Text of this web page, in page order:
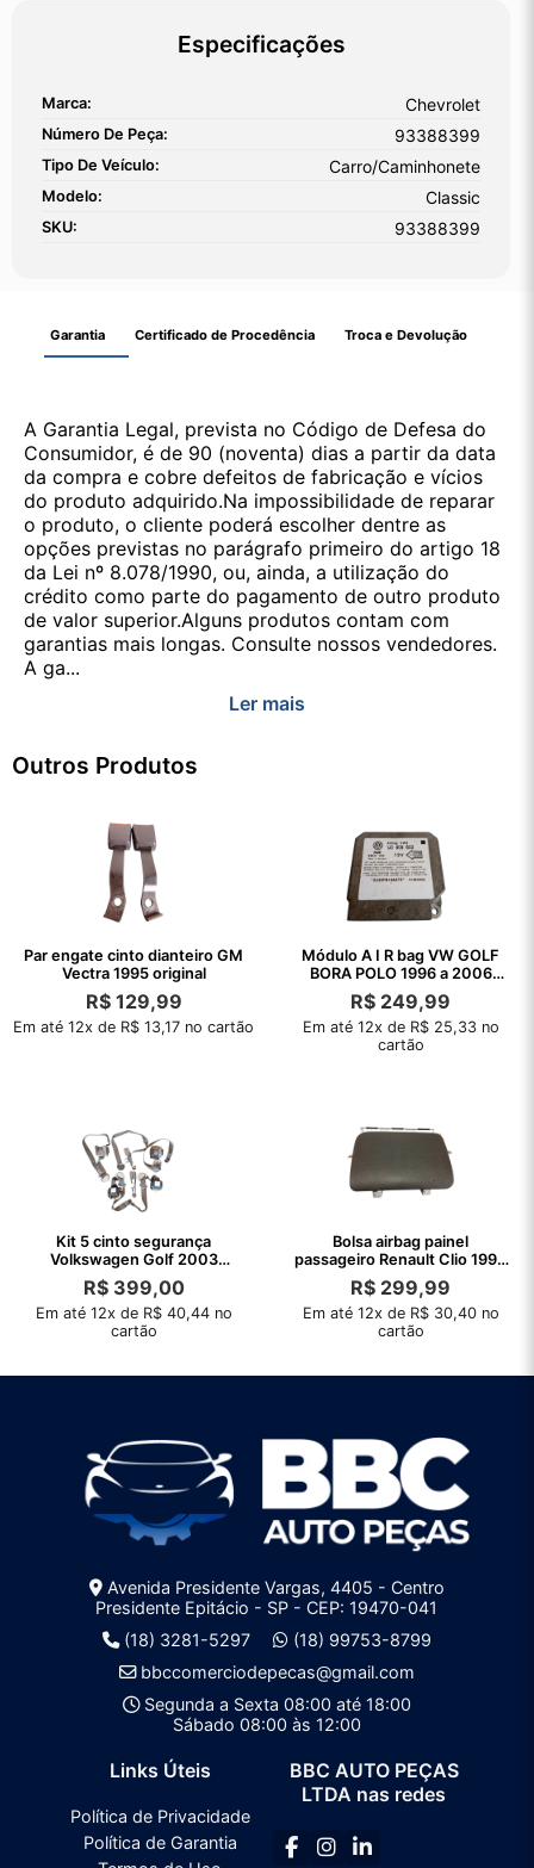
Especificações
Marca: Chevrolet
Número De Peça: 93388399
Tipo De Veículo: Carro/Caminhonete
Modelo: Classic
SKU: 93388399
Garantia Certificado de Procedência Troca e Devolução
A Garantia Legal, prevista no Código de Defesa do
Consumidor, é de 90 (noventa) dias a partir da data
da compra e cobre defeitos de fabricação e vícios
do produto adquirido.Na impossibilidade de reparar
o produto, o cliente poderá escolher dentre as
opções previstas no parágrafo primeiro do artigo 18
da Lei nº 8.078/1990, ou, ainda, a utilização do
crédito como parte do pagamento de outro produto
de valor superior.Alguns produtos contam com
garantias mais longas. Consulte nossos vendedores.
A ga...
Ler mais
Outros Produtos
Par engate cinto dianteiro GM
Vectra 1995 original
R$129,99
Em até 12x de R$ 13,17 no cartão
Módulo A I R bag VW GOLF
BORA POLO 1996 a 2006
original
R$ 249,99
Em até 12x de R$ 25,33 no
cartão
Kit 5 cinto segurança
Volkswagen Golf 2003
original
R$399,00
Em até 12x de R$ 40,44 no
cartão
Bolsa airbag painel
passageiro Renault Clio 1999
a 2006
R$ 299,99
Em até 12x de R$ 30,40 no
cartão
Avenida Presidente Vargas, 4405 - Centro
Presidente Epitácio - SP - CEP: 19470-041
(18) 3281-5297
(18) 99753-8799
bbccomerciodepecas@gmail.com
Segunda a Sexta 08:00 até 18:00
Sábado 08:00 às 12:00
Links Úteis
Política de Privacidade
Política de Garantia
BBC AUTO PEÇAS
LTDA nas redes